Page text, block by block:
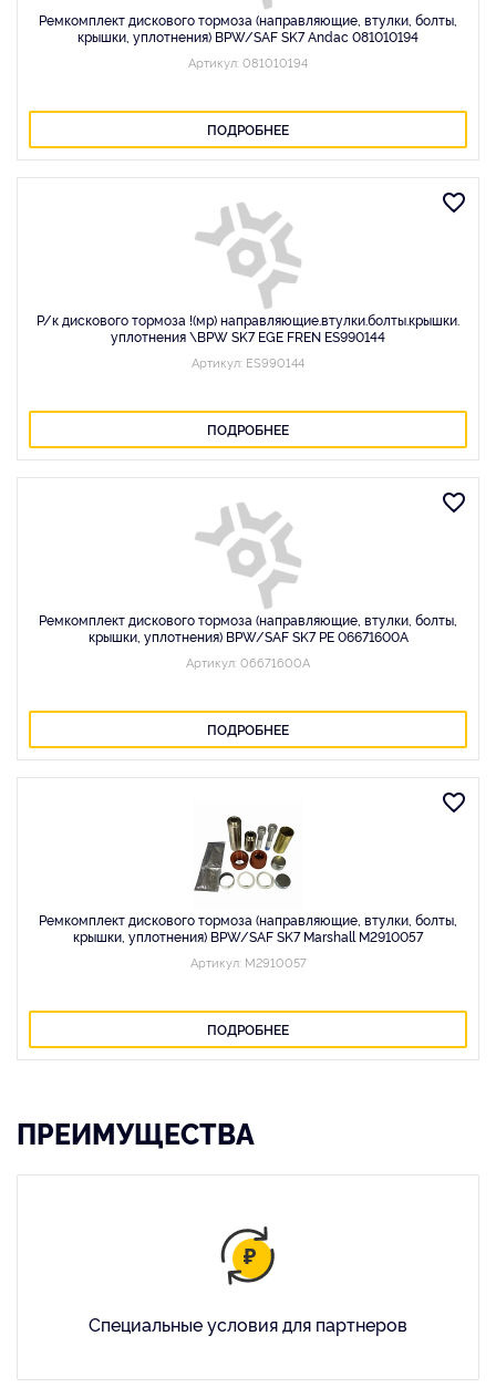
Ремкомплект дискового тормоза (направляющие, втулки, болты,
крышки, уплотнения) BPW/SAF SK7 Andac 081010194
Артикул: 081010194
ПОДРОБНЕЕ
Р/к дискового тормоза !(мр) направляющие.втулки.болты.крышки.
уплотнения \BPW SK7 EGE FREN ES990144
Артикул: ES990144
ПОДРОБНЕЕ
Ремкомплект дискового тормоза (направляющие, втулки, болты,
крышки, уплотнения) BPW/SAF SK7 PE 06671600A
Артикул: 06671600A
ПОДРОБНЕЕ
Ремкомплект дискового тормоза (направляющие, втулки, болты,
крышки, уплотнения) BPW/SAF SK7 Marshall M2910057
Артикул: M2910057
ПОДРОБНЕЕ
ПРЕИМУЩЕСТВА
Специальные условия для партнеров